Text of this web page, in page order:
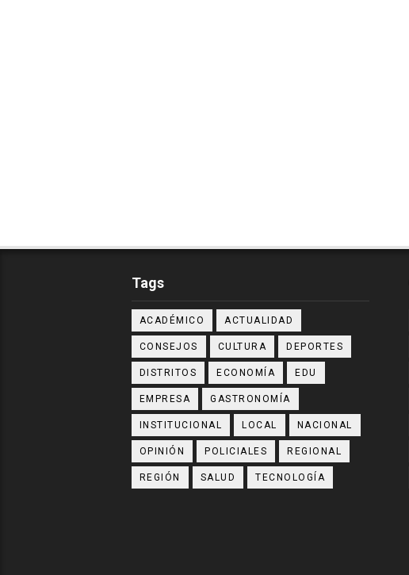
Tags
ACADÉMICO ACTUALIDAD
CONSEJOS CULTURA DEPORTES
DISTRITOS ECONOMÍA EDU
EMPRESA GASTRONOMÍA
INSTITUCIONAL LOCAL NACIONAL
OPINIÓN POLICIALES REGIONAL
REGIÓN SALUD TECNOLOGÍA